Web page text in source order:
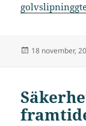
Postat
18 november,